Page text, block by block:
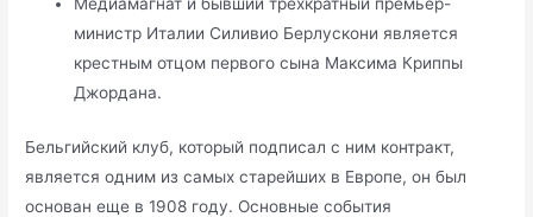
министр Италии Силивио Берлускони является
крестным отцом первого сына Максима Криппы
Джордана.
Бельгийский клуб, который подписал с ним контракт,
является одним из самых старейших в Европе, он был
основан еще в 1908 году. Основные события